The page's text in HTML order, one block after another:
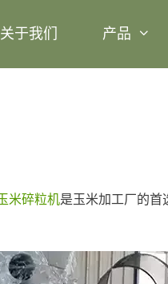
关于我们 产品
米碎粒机是玉米加工厂的首